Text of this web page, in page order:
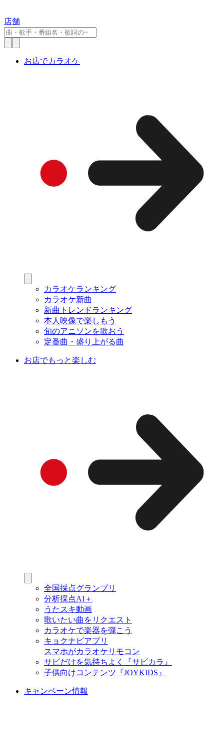
店舗
お店でカラオケ
カラオケランキング
カラオケ新曲
新曲トレンドランキング
本人映像で楽しもう
旬のアニソンを歌おう
定番曲・盛り上がる曲
お店でもっと楽しむ
全国採点グランプリ
分析採点AI＋
うたスキ動画
歌いたい曲をリクエスト
カラオケで楽器を弾こう
キョクナビアプリ
スマホがカラオケリモコン
サビだけを気持ちよく『サビカラ』
子供向けコンテンツ『JOYKIDS』
キャンペーン情報